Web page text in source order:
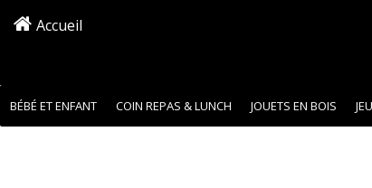
Accueil
BÉBÉ ET ENFANT COIN REPAS & LUNCH JOUETS EN BOIS